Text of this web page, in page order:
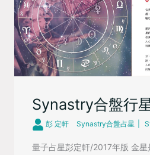
Synastry合盤行
彭 定軒 Synastry合盤占星
量子占星彭定軒/2017年版 金